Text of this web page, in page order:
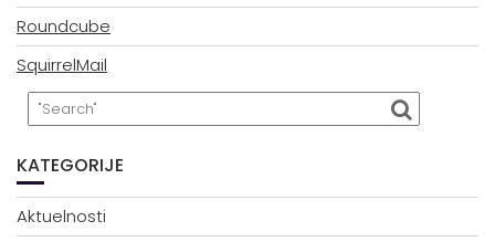
Roundcube
SquirrelMail
KATEGORIJE
Aktuelnosti